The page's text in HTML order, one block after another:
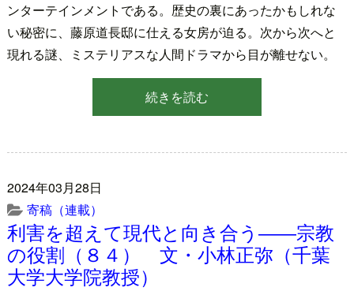
ンターテインメントである。歴史の裏にあったかもしれな
い秘密に、藤原道長邸に仕える女房が迫る。次から次へと
現れる謎、ミステリアスな人間ドラマから目が離せない。
続きを読む
2024年03月28日
寄稿（連載）
利害を超えて現代と向き合う――宗教
の役割（８４） 文・小林正弥（千葉
大学大学院教授）